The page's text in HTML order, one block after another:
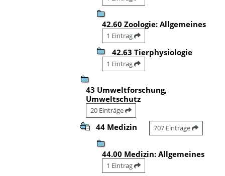
42.60 Zoologie: Allgemeines
1 Eintrag
42.63 Tierphysiologie
1 Eintrag
43 Umweltforschung,
Umweltschutz
20 Einträge
44 Medizin 707 Einträge
44.00 Medizin: Allgemeines
1 Eintrag